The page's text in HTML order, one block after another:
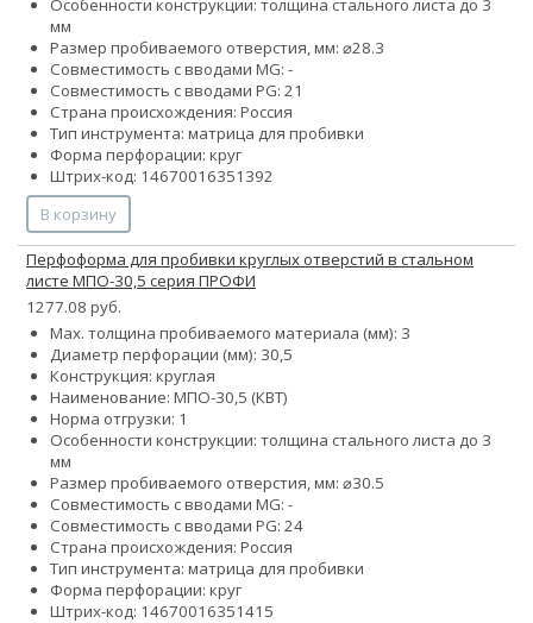
Особенности конструкции: толщина стального листа до 3
мм
Размер пробиваемого отверстия, мм: ⌀28.3
Совместимость с вводами MG: -
Совместимость с вводами PG: 21
Страна происхождения: Россия
Тип инструмента: матрица для пробивки
Форма перфорации: круг
Штрих-код: 14670016351392
В корзину
Перфоформа для пробивки круглых отверстий в стальном
листе МПО-30,5 серия ПРОФИ
1277.08 руб.
Max. толщина пробиваемого материала (мм): 3
Диаметр перфорации (мм): 30,5
Конструкция: круглая
Наименование: МПО-30,5 (КВТ)
Норма отгрузки: 1
Особенности конструкции: толщина стального листа до 3
мм
Размер пробиваемого отверстия, мм: ⌀30.5
Совместимость с вводами MG: -
Совместимость с вводами PG: 24
Страна происхождения: Россия
Тип инструмента: матрица для пробивки
Форма перфорации: круг
Штрих-код: 14670016351415